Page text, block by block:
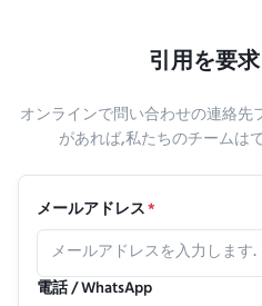
引用を要
オンラインで問い合わせの連絡
があれば,私たちのチームは
メールアドレス*
電話 / WhatsApp